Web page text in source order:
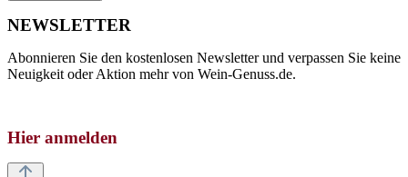
NEWSLETTER
Abonnieren Sie den kostenlosen Newsletter und verpassen Sie keine
Neuigkeit oder Aktion mehr von Wein-Genuss.de.
Hier anmelden